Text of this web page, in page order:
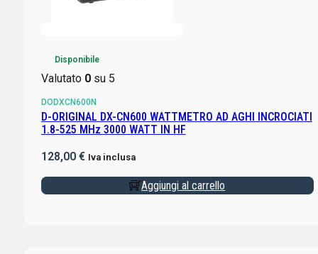
Disponibile
Valutato 0su 5
DODXCN600N
D-ORIGINAL DX-CN600 WATTMETRO AD AGHI INCROCIATI
1.8-525 MHz 3000 WATT IN HF
128,00 € Iva inclusa
Aggiungi al carrello